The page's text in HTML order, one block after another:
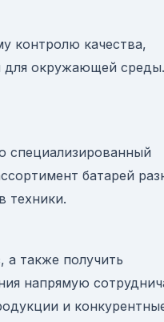
контролю качества,
для окружающей среды.
специализированный
батарей
техники.
а также получить
напрямую
и